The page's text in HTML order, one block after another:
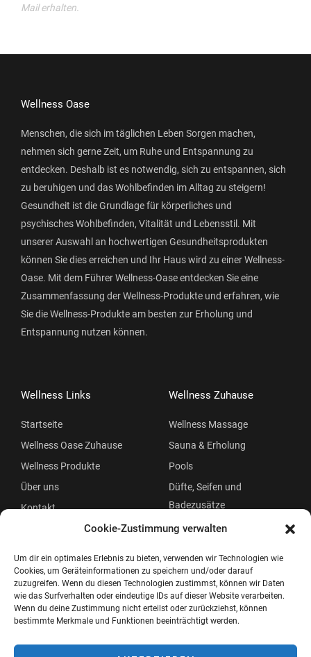
Cookie-Zustimmung verwalten
Um dir ein optimales Erlebnis zu bieten, verwenden wir Technologien wie
Cookies, um Geräteinformationen zu speichern und/oder darauf
zuzugreifen. Wenn du diesen Technologien zustimmst, können wir Daten
wie das Surfverhalten oder eindeutige IDs auf dieser Website verarbeiten.
Wenn du deine Zustimmung nicht erteilst oder zurückziehst, können
bestimmte Merkmale und Funktionen beeinträchtigt werden.
Mail erhalten.
Wellness Oase
Menschen, die sich im täglichen Leben Sorgen machen,
nehmen sich gerne Zeit, um Ruhe und Entspannung zu
entdecken. Deshalb ist es notwendig, sich zu entspannen, sich
zu beruhigen und das Wohlbefinden im Alltag zu steigern!
Gesundheit ist die Grundlage für körperliches und
psychisches Wohlbefinden, Vitalität und Lebensstil. Mit
unserer Auswahl an hochwertigen Gesundheitsprodukten
können Sie dies erreichen und Ihr Haus wird zu einer Wellness-
Oase. Mit dem Führer Wellness-Oase entdecken Sie eine
Zusammenfassung der Wellness-Produkte und erfahren, wie
Sie die Wellness-Produkte am besten zur Erholung und
Entspannung nutzen können.
Wellness Links
Startseite
Wellness Oase Zuhause
Wellness Produkte
Über uns
Kontakt
Wellness Zuhause
Wellness Massage
Sauna & Erholung
Pools
Düfte, Seifen und
Badezusätze
Beauty